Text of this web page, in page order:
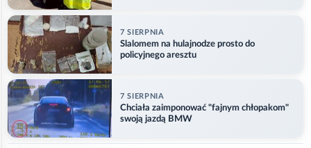
7 SIERPNIA
Slalomem na hulajnodze prosto do
policyjnego aresztu
7 SIERPNIA
Chciała zaimponować "fajnym chłopakom"
swoją jazdą BMW